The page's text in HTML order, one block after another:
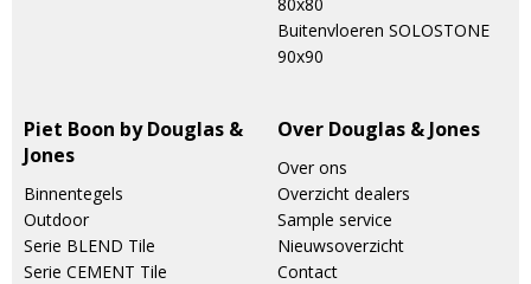
Buitenvloeren SOLOSTONE
90x90
Piet Boon by Douglas &
Jones
Binnentegels
Outdoor
Serie BLEND Tile
Serie CEMENT Tile
Over Douglas & Jones
Over ons
Overzicht dealers
Sample service
Nieuwsoverzicht
Contact